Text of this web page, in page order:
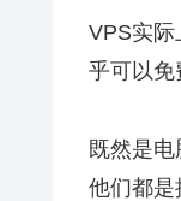
VPS实际
乎可以免
既然是
他们都是